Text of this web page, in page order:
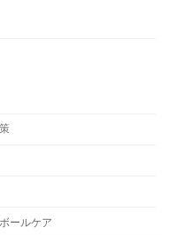
ールケア